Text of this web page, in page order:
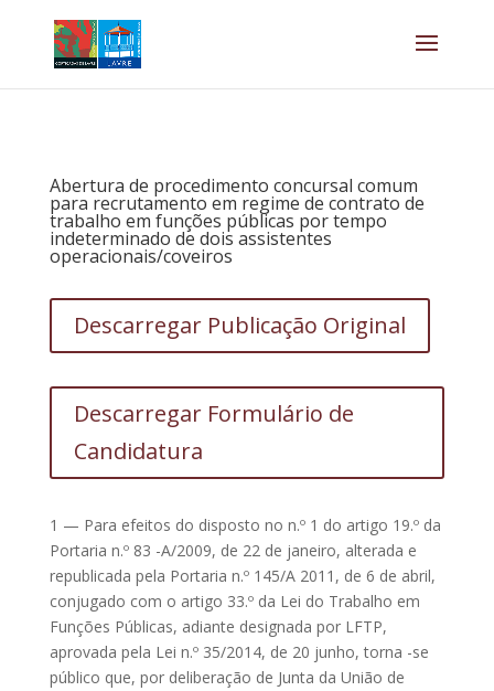
Abertura de procedimento concursal comum
para recrutamento em regime de contrato de
trabalho em funções públicas por tempo
indeterminado de dois assistentes
operacionais/coveiros
Descarregar Publicação Original
Descarregar Formulário de
Candidatura
1 — Para efeitos do disposto no n.º 1 do artigo 19.º da
Portaria n.º 83 -A/2009, de 22 de janeiro, alterada e
republicada pela Portaria n.º 145/A 2011, de 6 de abril,
conjugado com o artigo 33.º da Lei do Trabalho em
Funções Públicas, adiante designada por LFTP,
aprovada pela Lei n.º 35/2014, de 20 junho, torna -se
público que, por deliberação de Junta da União de